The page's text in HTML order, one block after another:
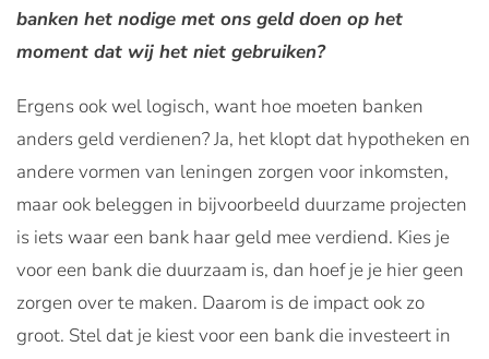
banken het nodige met ons geld doen op het
moment dat wij het niet gebruiken?
Ergens ook wel logisch, want hoe moeten banken
anders geld verdienen? Ja, het klopt dat hypotheken en
andere vormen van leningen zorgen voor inkomsten,
maar ook beleggen in bijvoorbeeld duurzame projecten
is iets waar een bank haar geld mee verdiend. Kies je
voor een bank die duurzaam is, dan hoef je je hier geen
zorgen over te maken. Daarom is de impact ook zo
groot. Stel dat je kiest voor een bank die investeert in